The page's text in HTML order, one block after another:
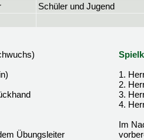
Schüler und Jugend
Übungsleiter
1.
2.
3.
4.
Im